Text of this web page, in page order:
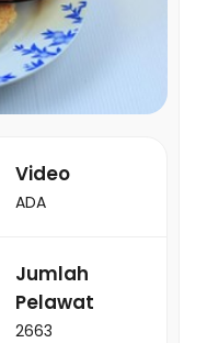
Video
ADA
Jumlah
Pelawat
2663